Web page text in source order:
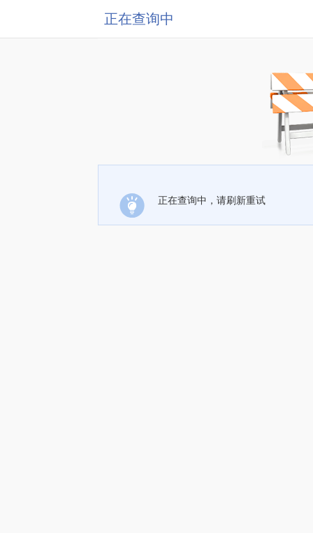
正在查询中
正在查询中，请刷新重试